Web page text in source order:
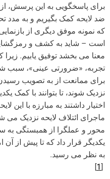
برای پاسخگویی به این پرسش،
ضد لایحه کمک بگیریم و به مدد
که نمونه موفق دیگری از
است – شاید به کشف و
معنا می بخشد توفیق یابیم.
تجربه، «ضرورتی عینی»، سبب
برای ممانعت از به تصویب رسیدن
نزدیک شوند، تا بتوانند با کمک
اختیار داشتند به مبارزه با این
ماجرای ائتلاف لایحه نزدیک می
محور و عملگرا از همبستگی به
یکدیگر قرار داد که تا پیش از
به نظر می رسید.
[
1
]